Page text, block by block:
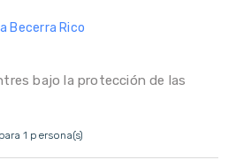
Becerra Rico
bajo la protección de las
1 persona(s)